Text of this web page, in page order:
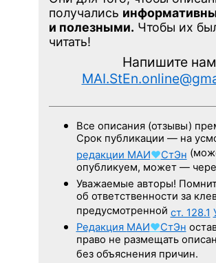
получались
и полезными. Чтобы их
читать!
Напишите
Все описания (отзывы)
Срок публикации — на
редакции МАИ♥СтЭн
опубликуем, может —
Уважаемые авторы!
об ответственности за
предусмотренной ст. 128.1
Редакция МАИ♥СтЭн
право не размещать
без объяснения причин.